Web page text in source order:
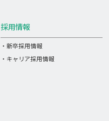
採用情報
・新卒採用情報
・キャリア採用情報